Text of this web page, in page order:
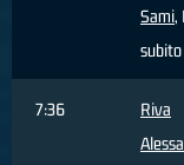
Sami,
subito
7:36
Riva